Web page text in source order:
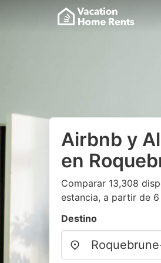
Airbnb y
en
Comparar 13,308
estancia, a partir de
Destino